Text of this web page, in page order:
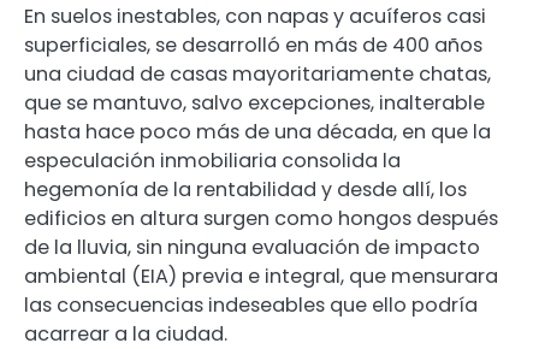
En suelos inestables, con napas y acuíferos casi
superficiales, se desarrolló en más de 400 años
una ciudad de casas mayoritariamente chatas,
que se mantuvo, salvo excepciones, inalterable
hasta hace poco más de una década, en que la
especulación inmobiliaria consolida la
hegemonía de la rentabilidad y desde allí, los
edificios en altura surgen como hongos después
de la lluvia, sin ninguna evaluación de impacto
ambiental (EIA) previa e integral, que mensurara
las consecuencias indeseables que ello podría
acarrear a la ciudad.